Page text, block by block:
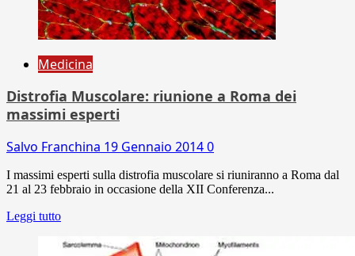
Medicina
Distrofia Muscolare: riunione a Roma dei
massimi esperti
Salvo Franchina 19 Gennaio 20140
I massimi esperti sulla distrofia muscolare si riuniranno a Roma dal
21 al 23 febbraio in occasione della XII Conferenza...
Leggi tutto